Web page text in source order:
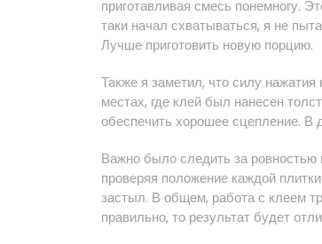
приготавливая смесь понемногу.
таки начал схватываться, я не
Лучше приготовить новую порцию.
Также я заметил, что силу
местах, где клей был нанесен
обеспечить хорошее сцепление. В
Важно было следить за ровностью
проверяя положение каждой
застыл. В общем, работа с клеем
правильно, то результат будет